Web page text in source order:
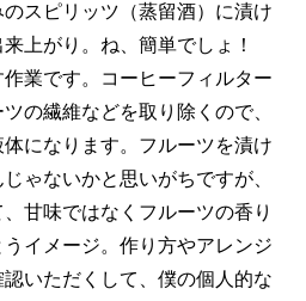
スピリッツ（蒸留酒）に漬け
来上がり。ね、簡単でしょ！
業です。コーヒーフィルター
の繊維などを取り除くので、
になります。フルーツを漬け
ゃないかと思いがちですが、
甘味ではなくフルーツの香り
イメージ。作り方やアレンジ
いただくして、僕の個人的な